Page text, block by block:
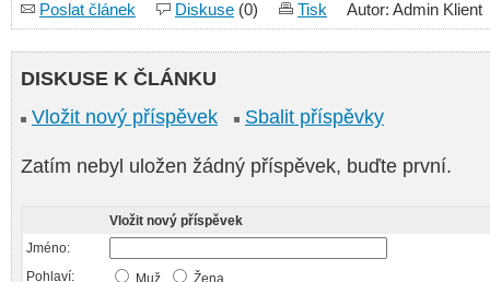
Poslat článek Diskuse (0) Tisk Autor: Admin Klient
DISKUSE K ČLÁNKU
Vložit nový příspěvek
Sbalit příspěvky
Zatím nebyl uložen žádný příspěvek, buďte první.
Vložit nový příspěvek
Jméno:
Pohlaví:
Muž, Žena